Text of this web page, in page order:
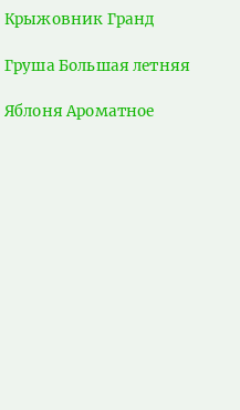
Крыжовник Гранд
Груша Большая летняя
Яблоня Ароматное